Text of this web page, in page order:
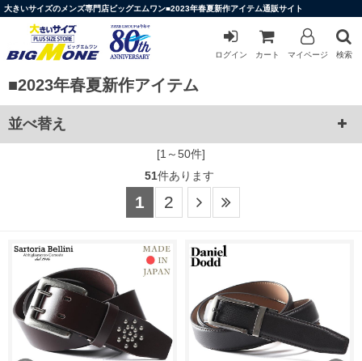
大きいサイズのメンズ専門店ビッグエムワン■2023年春夏新作アイテム通販サイト
ログイン カート マイページ 検索
■2023年春夏新作アイテム
並べ替え
[1～50件]
51件あります
1 2